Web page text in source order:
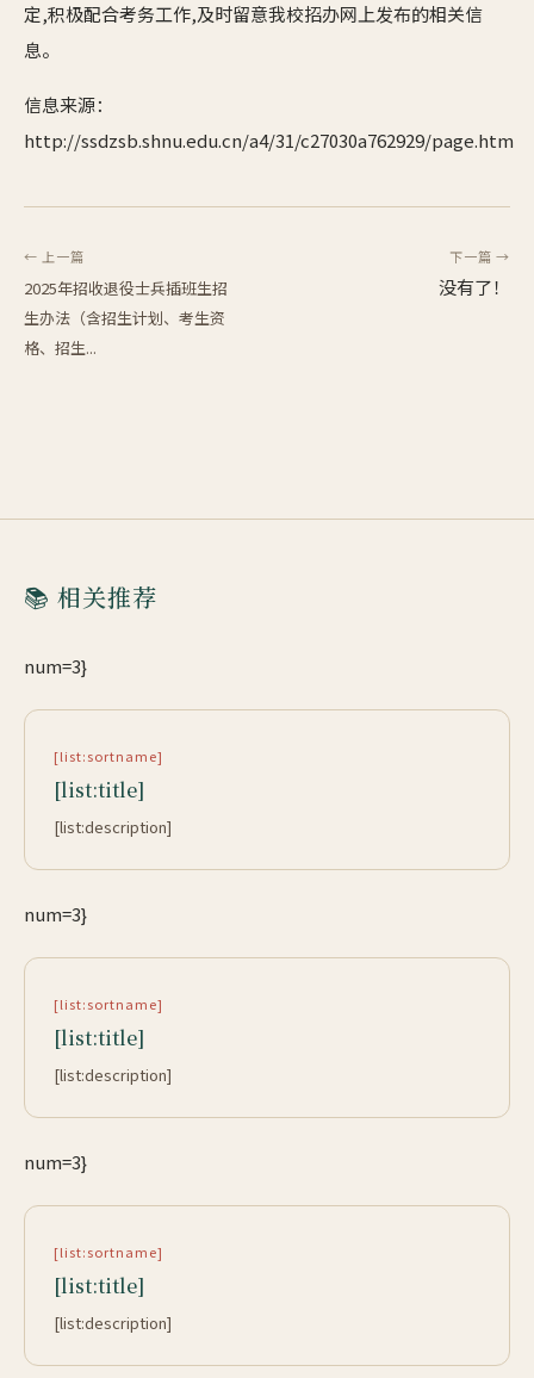
定,积极配合考务工作,及时留意我校招办网上发布的相关信
息。
信息来源：
http://ssdzsb.shnu.edu.cn/a4/31/c27030a762929/page.htm
← 上一篇
2025年招收退役士兵插班生招
生办法（含招生计划、考生资
格、招生...
下一篇 →
没有了！
📚 相关推荐
num=3}
[list:sortname]
[list:title]
[list:description]
num=3}
[list:sortname]
[list:title]
[list:description]
num=3}
[list:sortname]
[list:title]
[list:description]